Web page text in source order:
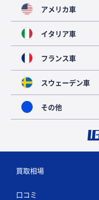
アメリカ車
イタリア車
フランス車
スウェーデン車
その他
買取相場
口コミ